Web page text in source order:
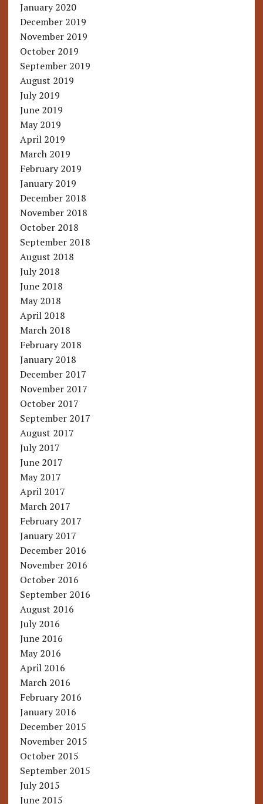
January 2020
December 2019
November 2019
October 2019
September 2019
August 2019
July 2019
June 2019
May 2019
April 2019
March 2019
February 2019
January 2019
December 2018
November 2018
October 2018
September 2018
August 2018
July 2018
June 2018
May 2018
April 2018
March 2018
February 2018
January 2018
December 2017
November 2017
October 2017
September 2017
August 2017
July 2017
June 2017
May 2017
April 2017
March 2017
February 2017
January 2017
December 2016
November 2016
October 2016
September 2016
August 2016
July 2016
June 2016
May 2016
April 2016
March 2016
February 2016
January 2016
December 2015
November 2015
October 2015
September 2015
July 2015
June 2015